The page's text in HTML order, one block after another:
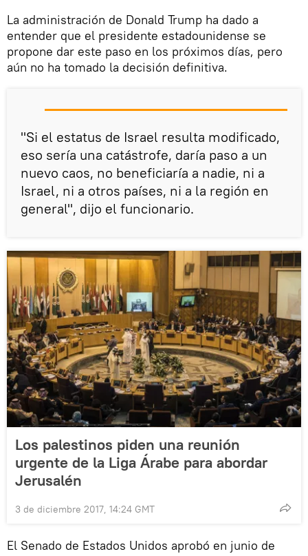
La administración de Donald Trump ha dado a
entender que el presidente estadounidense se
propone dar este paso en los próximos días, pero
aún no ha tomado la decisión definitiva.
"Si el estatus de Israel resulta modificado,
eso sería una catástrofe, daría paso a un
nuevo caos, no beneficiaría a nadie, ni a
Israel, ni a otros países, ni a la región en
general", dijo el funcionario.
Los palestinos piden una reunión
urgente de la Liga Árabe para abordar
Jerusalén
3 de diciembre 2017, 14:24 GMT
El Senado de Estados Unidos aprobó en junio de